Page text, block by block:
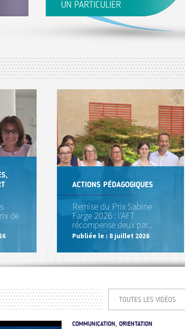
UN PARTICULIER
Portail dédié aux personnes en
démarche d'orientation et de formation
de
ACTIONS PÉDAGOGIQUES
Remise du Prix Sabine
Farge 2026 : l'AFT
récompense deux par...
Publiée le : 8 juillet 2026
TOUTES LES VIDÉOS
COMMUNICATION, ORIENTATION